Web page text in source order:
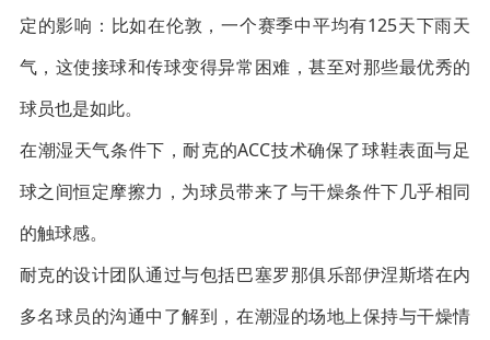
定的影响：比如在伦敦，一个赛季中平均有125天下雨天
气，这使接球和传球变得异常困难，甚至对那些最优秀的
球员也是如此。
在潮湿天气条件下，耐克的ACC技术确保了球鞋表面与足
球之间恒定摩擦力，为球员带来了与干燥条件下几乎相同
的触球感。
耐克的设计团队通过与包括巴塞罗那俱乐部伊涅斯塔在内
多名球员的沟通中了解到，在潮湿的场地上保持与干燥情